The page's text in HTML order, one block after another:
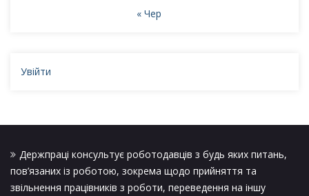
« Чер
Увійти
Держпраці консультує роботодавців з будь яких питань,
пов’язаних із роботою, зокрема щодо прийняття та
звільнення працівників з роботи, переведення на іншу